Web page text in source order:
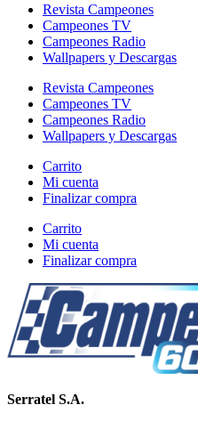
Revista Campeones
Campeones TV
Campeones Radio
Wallpapers y Descargas
Revista Campeones
Campeones TV
Campeones Radio
Wallpapers y Descargas
Carrito
Mi cuenta
Finalizar compra
Carrito
Mi cuenta
Finalizar compra
Serratel S.A.